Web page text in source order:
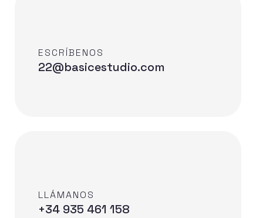
ESCRÍBENOS
22@basicestudio.com
LLÁMANOS
+34 935 461 158